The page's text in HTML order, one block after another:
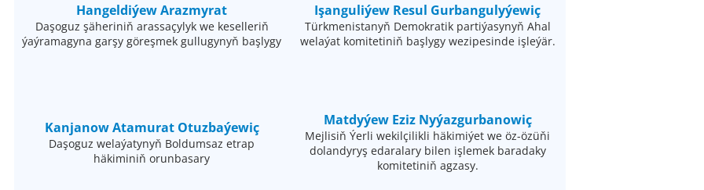
Hangeldiýew Arazmyrat
Daşoguz şäheriniň arassaçylyk we keselleriň
ýaýramagyna garşy göreşmek gullugynyň başlygy
Işanguliýew Resul Gurbangulyýewiç
Türkmenistanyň Demokratik partiýasynyň Ahal
welaýat komitetiniň başlygy wezipesinde işleýär.
Kanjanow Atamurat Otuzbaýewiç
Daşoguz welaýatynyň Boldumsaz etrap
häkiminiň orunbasary
Matdyýew Eziz Nyýazgurbanowiç
Mejlisiň Ýerli wekilçilikli häkimiýet we öz-özüňi
dolandyryş edaralary bilen işlemek baradaky
komitetiniň agzasy.